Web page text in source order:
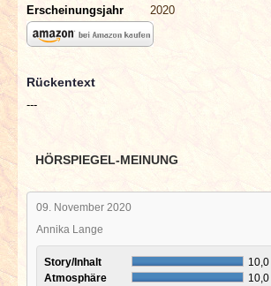
Erscheinungsjahr
2020
Rückentext
---
HÖRSPIEGEL-MEINUNG
09. November 2020
Annika Lange
Story/Inhalt
10,0
Atmosphäre
10,0